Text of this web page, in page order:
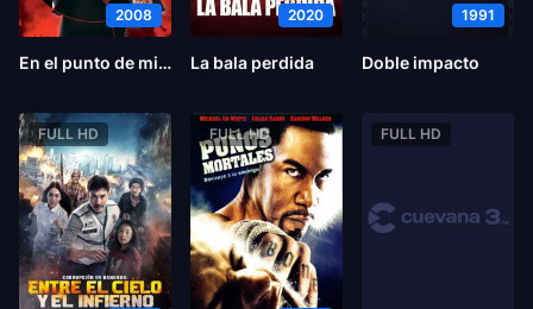
2008
En el punto de mira
2020
La bala perdida
1991
Doble impacto
FULL HD FULL HD FULL HD